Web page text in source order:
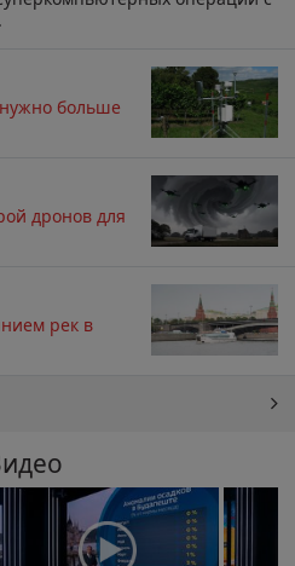
больше
дронов для
рек в